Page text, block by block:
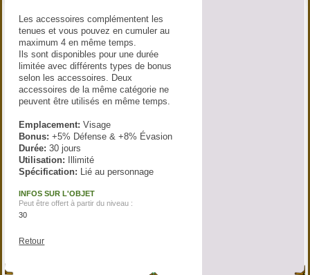
Les accessoires complémentent les
tenues et vous pouvez en cumuler au
maximum 4 en même temps.
Ils sont disponibles pour une durée
limitée avec différents types de bonus
selon les accessoires. Deux
accessoires de la même catégorie ne
peuvent être utilisés en même temps.
Emplacement: Visage
Bonus: +5% Défense & +8% Évasion
Durée: 30 jours
Utilisation: Illimité
Spécification: Lié au personnage
INFOS SUR L'OBJET
Peut être offert à partir du niveau :
30
Retour